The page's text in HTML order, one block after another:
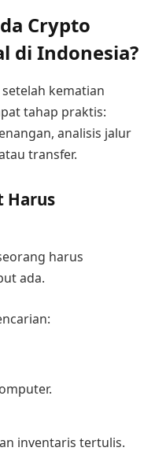
Crypto
di Indonesia?
kematian
tahap praktis:
analisis jalur
transfer.
Harus
harus
ada.
inventaris tertulis.